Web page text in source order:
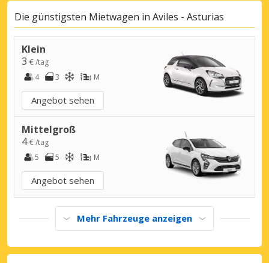
Die günstigsten Mietwagen in Aviles - Asturias
Klein
3 € /tag
4
3 M
Angebot sehen
Mittelgroß
4€ /tag
5
5 M
Angebot sehen
Mehr Fahrzeuge anzeigen